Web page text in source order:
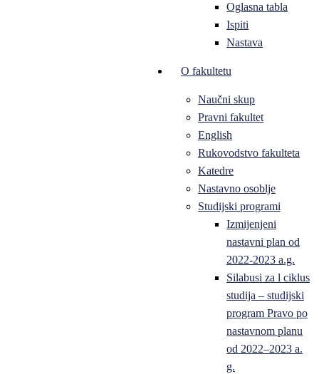
Oglasna tabla
Ispiti
Nastava
O fakultetu
Naučni skup
Pravni fakultet
English
Rukovodstvo fakulteta
Katedre
Nastavno osoblje
Studijski programi
Izmijenjeni
nastavni plan od
2022-2023 a.g.
Silabusi za l ciklus
studija – studijski
program Pravo po
nastavnom planu
od 2022–2023 a.
g.